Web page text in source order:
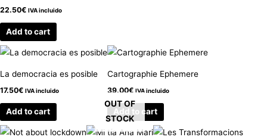
22.50€ IVA incluido
Add to cart
La democracia es posible
17.50€ IVA incluido
Add to cart
Cartographie Ephemere
39.00€ IVA incluido
Add to cart
OUT OF
STOCK